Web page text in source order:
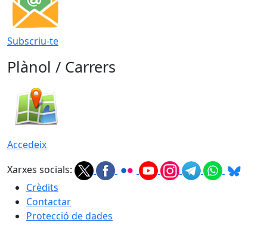
Subscriu-te
Plànol / Carrers
Accedeix
Xarxes socials:
Crèdits
Contactar
Protecció de dades